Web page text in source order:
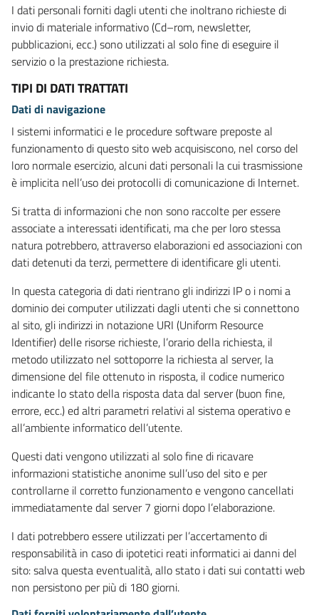
I dati personali forniti dagli utenti che inoltrano richieste di
invio di materiale informativo (Cd–rom, newsletter,
pubblicazioni, ecc.) sono utilizzati al solo fine di eseguire il
servizio o la prestazione richiesta.
TIPI DI DATI TRATTATI
Dati di navigazione
I sistemi informatici e le procedure software preposte al
funzionamento di questo sito web acquisiscono, nel corso del
loro normale esercizio, alcuni dati personali la cui trasmissione
è implicita nell’uso dei protocolli di comunicazione di Internet.
Si tratta di informazioni che non sono raccolte per essere
associate a interessati identificati, ma che per loro stessa
natura potrebbero, attraverso elaborazioni ed associazioni con
dati detenuti da terzi, permettere di identificare gli utenti.
In questa categoria di dati rientrano gli indirizzi IP o i nomi a
dominio dei computer utilizzati dagli utenti che si connettono
al sito, gli indirizzi in notazione URI (Uniform Resource
Identifier) delle risorse richieste, l’orario della richiesta, il
metodo utilizzato nel sottoporre la richiesta al server, la
dimensione del file ottenuto in risposta, il codice numerico
indicante lo stato della risposta data dal server (buon fine,
errore, ecc.) ed altri parametri relativi al sistema operativo e
all’ambiente informatico dell’utente.
Questi dati vengono utilizzati al solo fine di ricavare
informazioni statistiche anonime sull’uso del sito e per
controllarne il corretto funzionamento e vengono cancellati
immediatamente dal server 7 giorni dopo l’elaborazione.
I dati potrebbero essere utilizzati per l’accertamento di
responsabilità in caso di ipotetici reati informatici ai danni del
sito: salva questa eventualità, allo stato i dati sui contatti web
non persistono per più di 180 giorni.